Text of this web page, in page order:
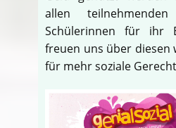
allen
Schülerinnen für ihr
freuen uns über diesen
für mehr soziale